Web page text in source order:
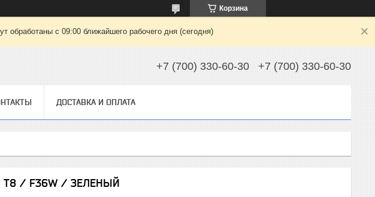
Корзина
обработаны с 09:00 ближайшего рабочего дня (сегодня)
+7 (700) 330-60-30 +7 (700) 330-60-30
ДОСТАВКА И ОПЛАТА
T8 / F36W / ЗЕЛЕНЫЙ